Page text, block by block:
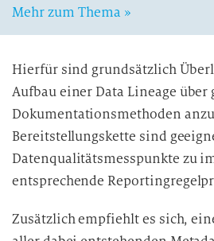
Mehr zum Thema »
Hierfür sind grundsätzlich
Aufbau einer Data Lineage über
Dokumentationsmethoden
Bereitstellungskette sind
Datenqualitätsmesspunkte zu
entsprechende
Zusätzlich empfiehlt es sich,